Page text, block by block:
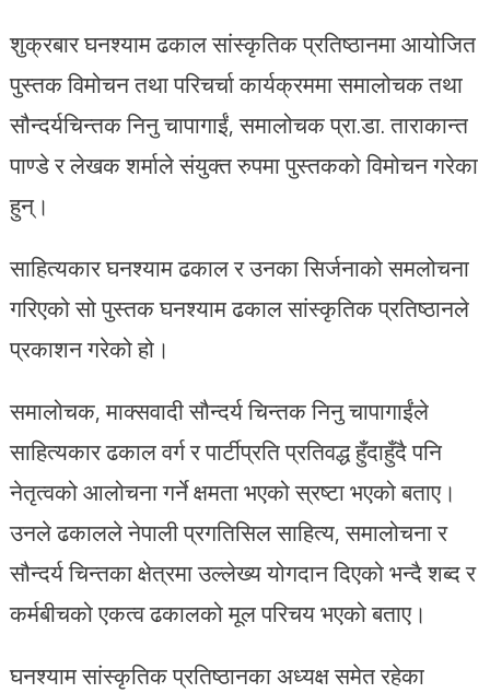
शुक्रबार घनश्याम ढकाल सांस्कृतिक प्रतिष्ठानमा आयोजित
पुस्तक विमोचन तथा परिचर्चा कार्यक्रममा समालोचक तथा
सौन्दर्यचिन्तक निनु चापागाईं, समालोचक प्रा.डा. ताराकान्त
पाण्डे र लेखक शर्माले संयुक्त रुपमा पुस्तकको विमोचन गरेका
हुन्।
साहित्यकार घनश्याम ढकाल र उनका सिर्जनाको समलोचना
गरिएको सो पुस्तक घनश्याम ढकाल सांस्कृतिक प्रतिष्ठानले
प्रकाशन गरेको हो।
समालोचक, माक्सवादी सौन्दर्य चिन्तक निनु चापागाईंले
साहित्यकार ढकाल वर्ग र पार्टीप्रति प्रतिवद्ध हुँदाहुँदै पनि
नेतृत्वको आलोचना गर्ने क्षमता भएको स्रष्टा भएको बताए।
उनले ढकालले नेपाली प्रगतिसिल साहित्य, समालोचना र
सौन्दर्य चिन्तका क्षेत्रमा उल्लेख्य योगदान दिएको भन्दै शब्द र
कर्मबीचको एकत्व ढकालको मूल परिचय भएको बताए।
घनश्याम सांस्कृतिक प्रतिष्ठानका अध्यक्ष समेत रहेका